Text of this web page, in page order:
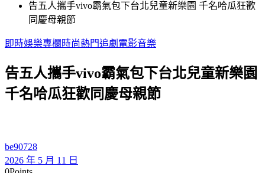
告五人攜手vivo霸氣包下台北兒童新樂園 千名哈瓜狂歡
同慶母親節
即時娛樂專欄 時尚熱門追劇 電影音樂
告五人攜手vivo霸氣包下台北兒童新樂園
千名哈瓜狂歡同慶母親節
be90728
2026 年 5 月 11 日